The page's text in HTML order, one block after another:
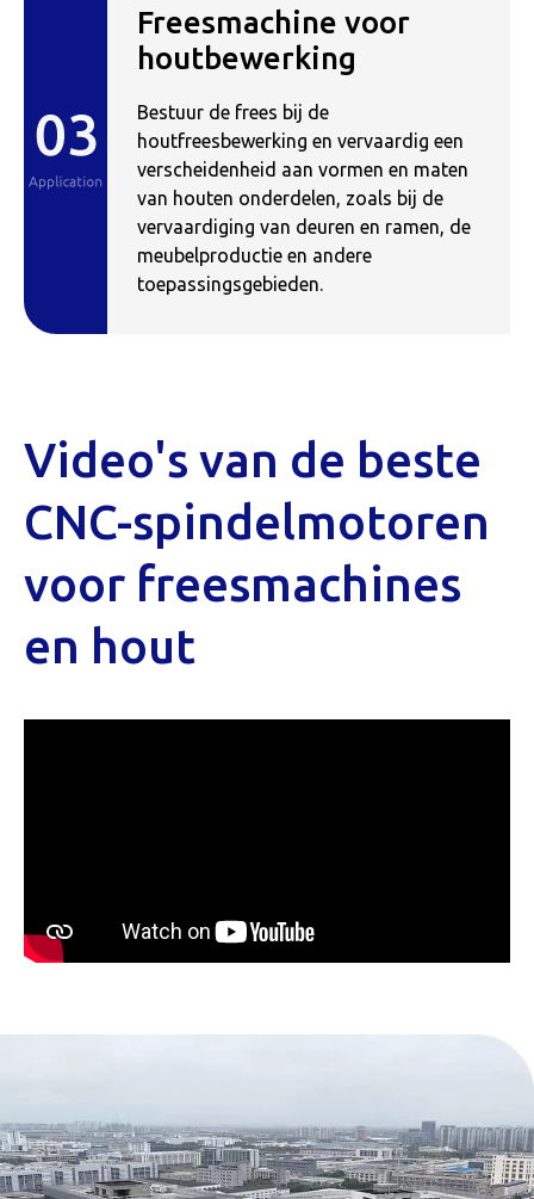
Freesmachine voor
houtbewerking
Bestuur de frees bij de
houtfreesbewerking en vervaardig een
verscheidenheid aan vormen en maten
van houten onderdelen, zoals bij de
vervaardiging van deuren en ramen, de
meubelproductie en andere
toepassingsgebieden.
Video's van de beste
CNC-spindelmotoren
voor freesmachines
en hout